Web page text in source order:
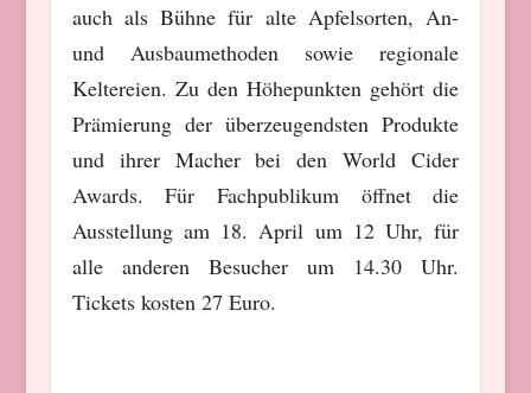
auch als Bühne für alte Apfelsorten, An-
und Ausbaumethoden sowie regionale
Keltereien. Zu den Höhepunkten gehört die
Prämierung der überzeugendsten Produkte
und ihrer Macher bei den World Cider
Awards. Für Fachpublikum öffnet die
Ausstellung am 18. April um 12 Uhr, für
alle anderen Besucher um 14.30 Uhr.
Tickets kosten 27 Euro.